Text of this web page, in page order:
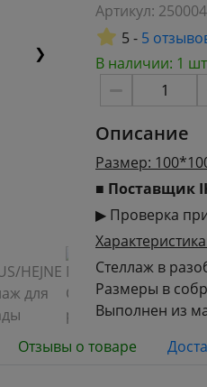
❯
Артикул:
5 - 5
В наличии: 1
Описание
Размер:
■ Поставщик
▶ Проверка
Стеллаж в
Размеры в
Выполнен из
Отзывы о товаре